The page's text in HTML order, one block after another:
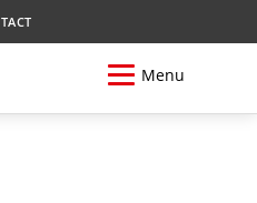
Menu